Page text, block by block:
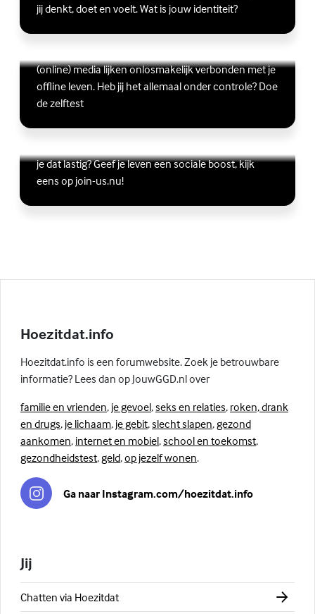
jij denkt, doet en voelt. Wat is jouw identiteit?
Ben jij digitaal in balans?
(online) media lijken onlosmakelijk verbonden met je
offline leven. Heb jij het allemaal onder controle? Doe
de zelftest
Lees meer over Ben jij digitaal in balans?
(Externe link)
Vriendschap
je dat lastig? Geef je leven een sociale boost, kijk
eens op join-us.nu!
Lees meer over Vriendschap
(Externe link)
Hoezitdat.info
Hoezitdat.info is een forumwebsite. Zoek je betrouwbare
informatie? Lees dan op JouwGGD.nl over
familie en vrienden, je gevoel,seks en relaties, roken, drank
en drugs, je lichaam, je gebit,slecht slapen,gezond
aankomen, internet en mobiel,school en toekomst,
gezondheidstest,geld,op jezelf wonen.
Ga naar Instagram.com/hoezitdat.info
Jij
Chatten via Hoezitdat